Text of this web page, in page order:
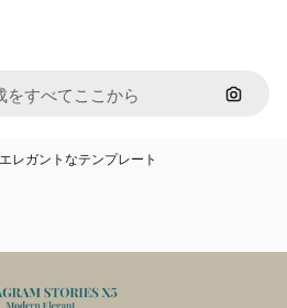
画像で
レガントなテンプレート